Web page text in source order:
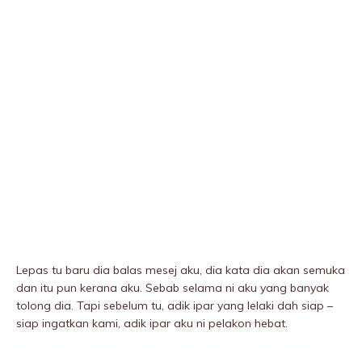
Lepas tu baru dia baIas mesej aku, dia kata dia akan semuka
dan itu pun kerana aku. Sebab selama ni aku yang banyak
tolong dia. Tapi sebelum tu, adik ipar yang lelaki dah siap –
siap ingatkan kami, adik ipar aku ni pelakon hebat.